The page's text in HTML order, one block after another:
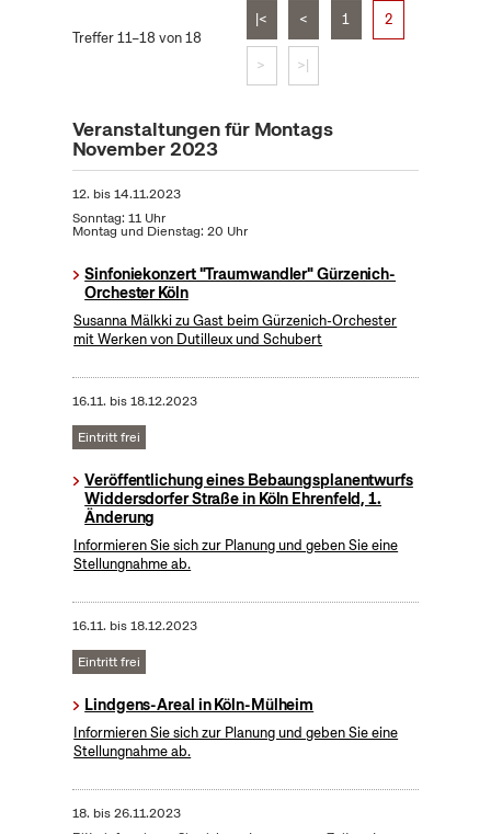
Treffer 11–18 von 18
|< < 1 2
> >|
Veranstaltungen für Montags
November 2023
12. bis14.11.2023
Sonntag: 11 Uhr
Montag und Dienstag: 20 Uhr
Sinfoniekonzert "Traumwandler" Gürzenich-
Orchester Köln
Susanna Mälkki zu Gast beim Gürzenich-Orchester
mit Werken von Dutilleux und Schubert
16.11. bis18.12.2023
Eintritt frei
Veröffentlichung eines Bebaungsplanentwurfs
Widdersdorfer Straße in Köln Ehrenfeld, 1.
Änderung
Informieren Sie sich zur Planung und geben Sie eine
Stellungnahme ab.
16.11. bis18.12.2023
Eintritt frei
Lindgens-Areal in Köln-Mülheim
Informieren Sie sich zur Planung und geben Sie eine
Stellungnahme ab.
18. bis26.11.2023